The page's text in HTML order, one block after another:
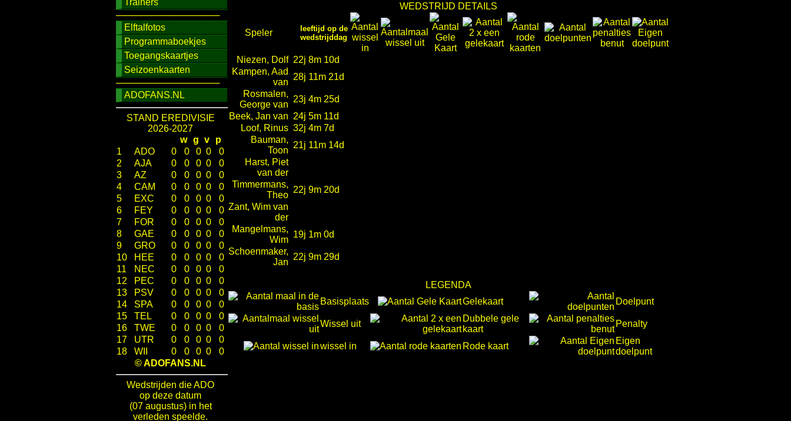
Trainers
────────────────
Elftalfotos
Programmaboekjes
Toegangskaartjes
Seizoenkaarten
────────────────
ADOFANS.NL
STAND EREDIVISIE
2026-2027
w g v
p
1
ADO 0 0 0 0
0
2
AJA 0 0 0 0
0
3
AZ 0 0 0 0
0
4
CAM 0 0 0 0
0
5
EXC 0 0 0 0
0
6
FEY 0 0 0 0
0
7
FOR 0 0 0 0
0
8
GAE 0 0 0 0
0
9
GRO 0 0 0 0
0
10
HEE 0 0 0 0
0
11
NEC 0 0 0 0
0
12
PEC 0 0 0 0
0
13
PSV 0 0 0 0
0
14
SPA 0 0 0 0
0
15
TEL 0 0 0 0
0
16
TWE 0 0 0 0
0
17
UTR 0 0 0 0
0
18
WII 0 0 0 0
0
© ADOFANS.NL
Wedstrijden die ADO
op deze datum
(07 augustus) in het
verleden speelde.
WEDSTRIJD DETAILS
Speler
leeftijd op de
wedstrijddag
Niezen, Dolf 22j 8m 10d
Kampen, Aad
van
28j 11m 21d
Rosmalen,
George van
23j 4m 25d
Beek, Jan van 24j 5m 11d
Loof, Rinus 32j 4m 7d
Bauman,
Toon
21j 11m 14d
Harst, Piet
van der
Timmermans,
Theo
22j 9m 20d
Zant, Wim van
der
Mangelmans,
Wim
19j 1m 0d
Schoenmaker,
Jan
22j 9m 29d
LEGENDA
Basisplaats
Gelekaart Doelpunt
Wissel uit
Dubbele gele
kaart
Penalty
wissel in Rode kaart
Eigen
doelpunt